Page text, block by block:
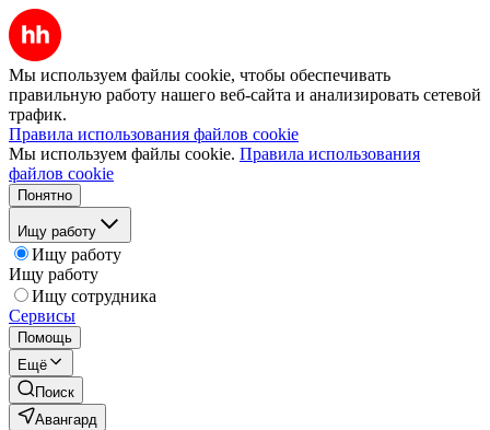
Мы используем файлы cookie, чтобы обеспечивать
правильную работу нашего веб-сайта и анализировать сетевой
трафик.
Правила использования файлов cookie
Мы используем файлы cookie. Правила использования
файлов cookie
Понятно
Ищу работу
Ищу работу
Ищу работу
Ищу сотрудника
Сервисы
Помощь
Ещё
Поиск
Авангард